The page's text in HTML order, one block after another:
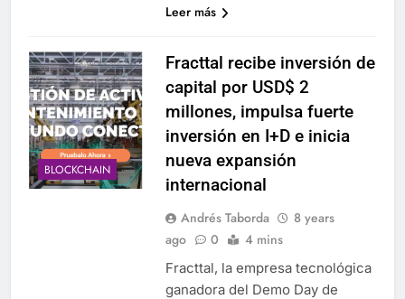
Leer más
BLOCKCHAIN
Fracttal recibe inversión de
capital por USD$ 2
millones, impulsa fuerte
inversión en I+D e inicia
nueva expansión
internacional
Andrés Taborda
8 years
ago
0 4 mins
Fracttal, la empresa tecnológica
ganadora del Demo Day de